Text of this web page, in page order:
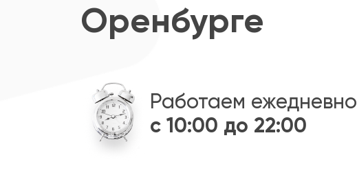
Оренбурге
Работаем ежедневно
с 10:00 до 22:00